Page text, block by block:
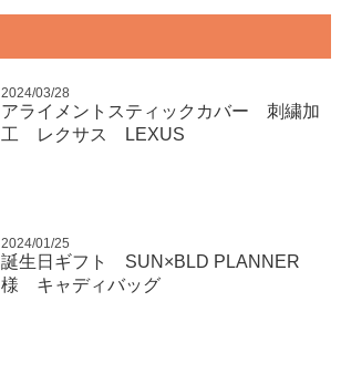
2024/03/28
アライメントスティックカバー 刺繍加
工 レクサス LEXUS
2024/01/25
誕生日ギフト SUN×BLD PLANNER
様 キャディバッグ